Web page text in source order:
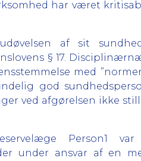
har været
af sit
§ 17.
med
god
ved afgørelsen ikke
Person1
under ansvar af en